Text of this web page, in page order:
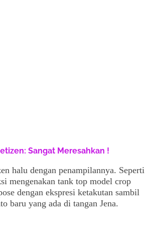
Sangat Meresahkan !
halu dengan penampilannya. Seperti
mengenakan tank top model crop
dengan ekspresi ketakutan sambil
baru yang ada di tangan Jena.